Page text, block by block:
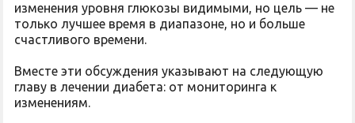
изменения уровня глюкозы видимыми, но цель — не
только лучшее время в диапазоне, но и больше
счастливого времени.
Вместе эти обсуждения указывают на следующую
главу в лечении диабета: от мониторинга к
изменениям.